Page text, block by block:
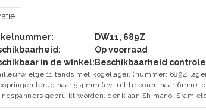
DW11, 689Z
Op voorraad
in de winkel: Beschikbaarheid
11 tands met kogellager. (nummer: 689Z
terug naar 5,4 mm (evt uit te boren naar
gebruikt worden. denk aan Shimano, Sram